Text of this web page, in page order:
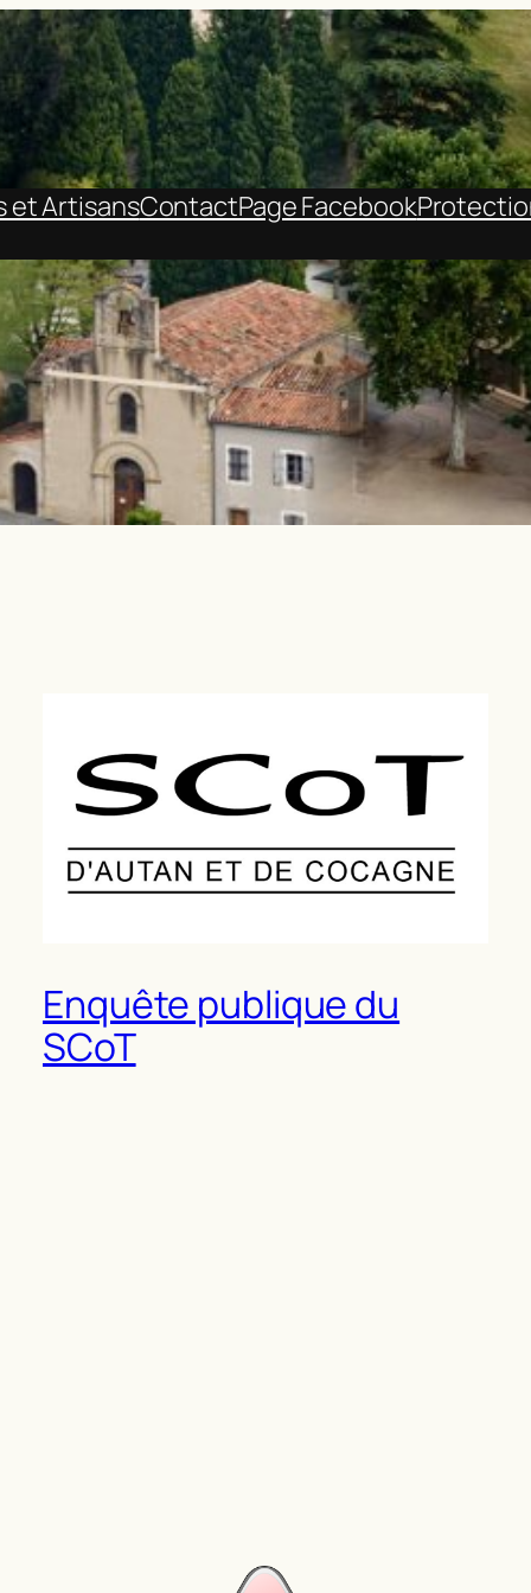
et ArtisansContactPage Facebook
Enquête publique du
SCoT